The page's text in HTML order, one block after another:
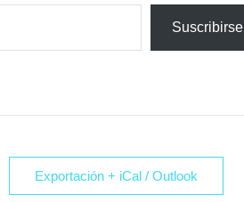
Suscribirse
Exportación + iCal / Outlook